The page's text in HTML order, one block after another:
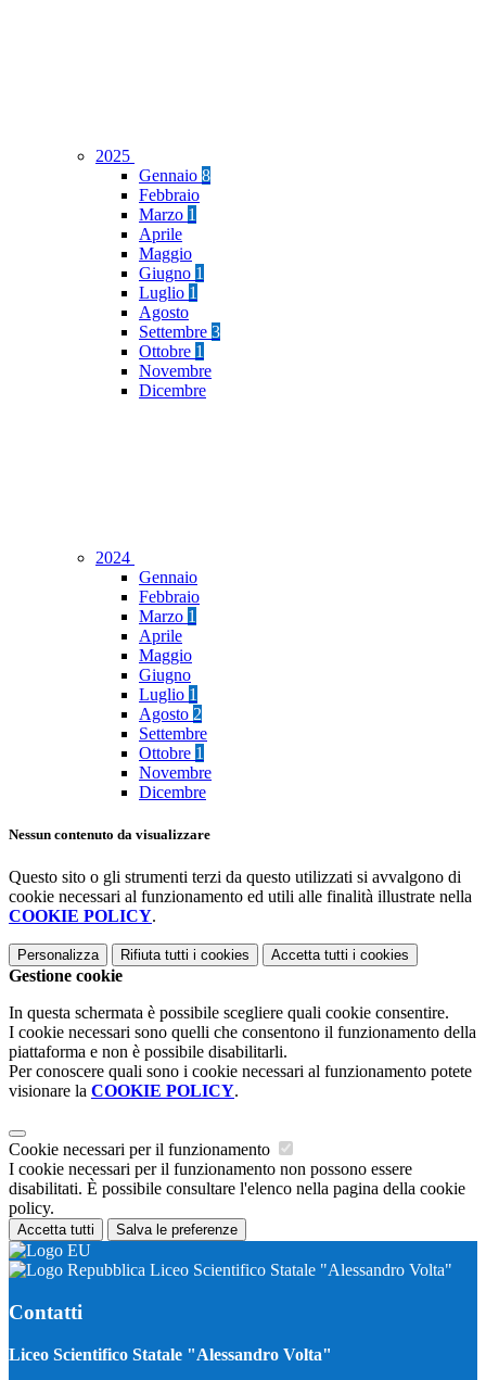
2025
Gennaio 8
Febbraio
Marzo 1
Aprile
Maggio
Giugno 1
Luglio 1
Agosto
Settembre 3
Ottobre 1
Novembre
Dicembre
2024
Gennaio
Febbraio
Marzo 1
Aprile
Maggio
Giugno
Luglio 1
Agosto 2
Settembre
Ottobre 1
Novembre
Dicembre
Nessun contenuto da visualizzare
Questo sito o gli strumenti terzi da questo utilizzati si avvalgono di
cookie necessari al funzionamento ed utili alle finalità illustrate nella
COOKIE POLICY.
Personalizza Rifiuta tutti i cookies Accetta tutti i cookies
Gestione cookie
In questa schermata è possibile scegliere quali cookie consentire.
I cookie necessari sono quelli che consentono il funzionamento della
piattaforma e non è possibile disabilitarli.
Per conoscere quali sono i cookie necessari al funzionamento potete
visionare la COOKIE POLICY.
Cookie necessari per il funzionamento
I cookie necessari per il funzionamento non possono essere
disabilitati. È possibile consultare l'elenco nella pagina della cookie
policy.
Accetta tutti Salva le preferenze
Liceo Scientifico Statale "Alessandro Volta"
Contatti
Liceo Scientifico Statale "Alessandro Volta"